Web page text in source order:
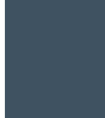
Johann Kleider legte um
Er legte seinen Söhnen